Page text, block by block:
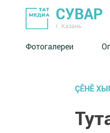
СУВАР
г. Казань
Фотогалереи
ÇӖНӖ